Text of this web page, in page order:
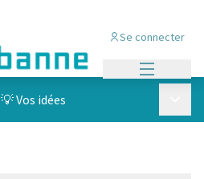
Se connecter
💡 Vos idées